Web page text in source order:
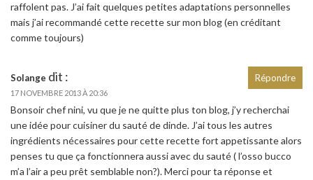
raffolent pas. J’ai fait quelques petites adaptations personnelles
mais j’ai recommandé cette recette sur mon blog (en créditant
comme toujours)
Solange dit :
17 NOVEMBRE 2013 À 20:36
Bonsoir chef nini, vu que je ne quitte plus ton blog, j’y recherchai
une idée pour cuisiner du sauté de dinde. J’ai tous les autres
ingrédients nécessaires pour cette recette fort appetissante alors
penses tu que ça fonctionnera aussi avec du sauté ( l’osso bucco
m’a l’air a peu prêt semblable non?). Merci pour ta réponse et
Répondre